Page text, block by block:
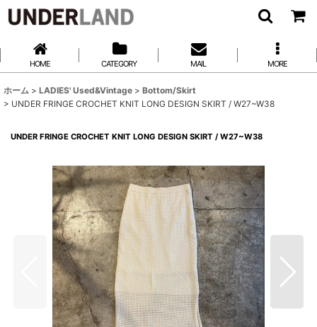
HOME CATEGORY MAIL MORE
ホーム > LADIES' Used&Vintage > Bottom/Skirt
> UNDER FRINGE CROCHET KNIT LONG DESIGN SKIRT / W27~W38
UNDER FRINGE CROCHET KNIT LONG DESIGN SKIRT / W27~W38